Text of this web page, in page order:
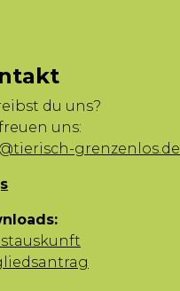
du uns?
uns:
grenzenlos.de